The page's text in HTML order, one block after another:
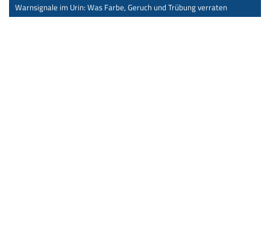
Warnsignale im Urin: Was Farbe, Geruch und Trübung verraten